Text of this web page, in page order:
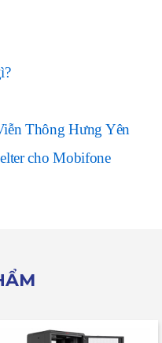
Thông Hưng Yên
cho Mobifone